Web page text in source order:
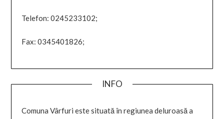
Telefon: 0245233102;
Fax: 0345401826;
INFO
Comuna Vârfuri este situată în regiunea deluroasă a